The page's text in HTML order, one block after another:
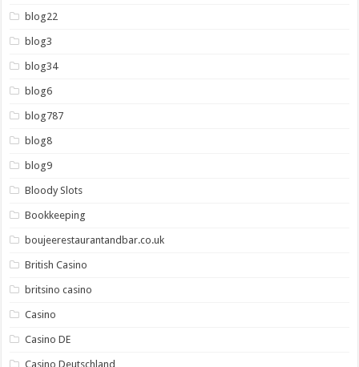
blog22
blog3
blog34
blog6
blog787
blog8
blog9
Bloody Slots
Bookkeeping
boujeerestaurantandbar.co.uk
British Casino
britsino casino
Casino
Casino DE
Casino Deutschland